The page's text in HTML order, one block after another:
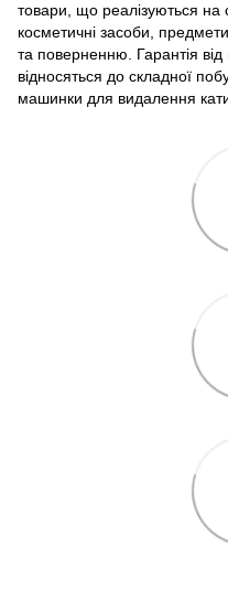
товари, що реалізуються
косметичні засоби,
та поверненню. Гарантія від
відносяться до складної
машинки для видалення